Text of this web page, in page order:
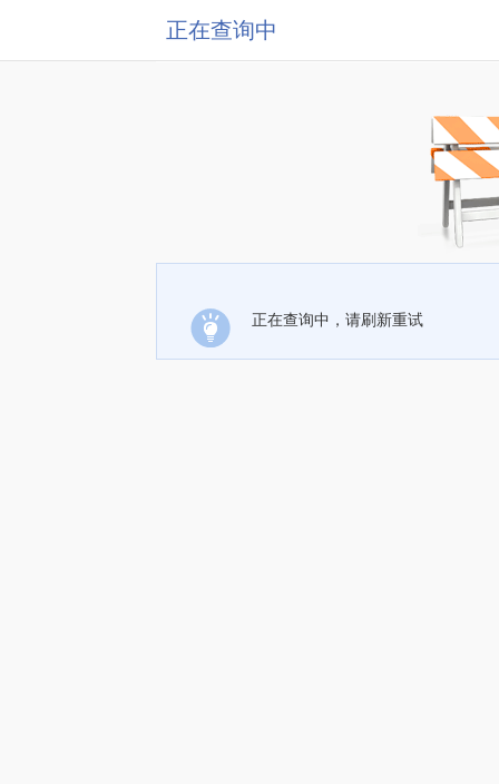
正在查询中
正在查询中，请刷新重试